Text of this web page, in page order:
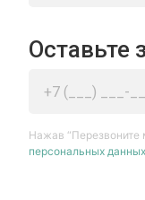
Оставьте
Нажав
персональных данных